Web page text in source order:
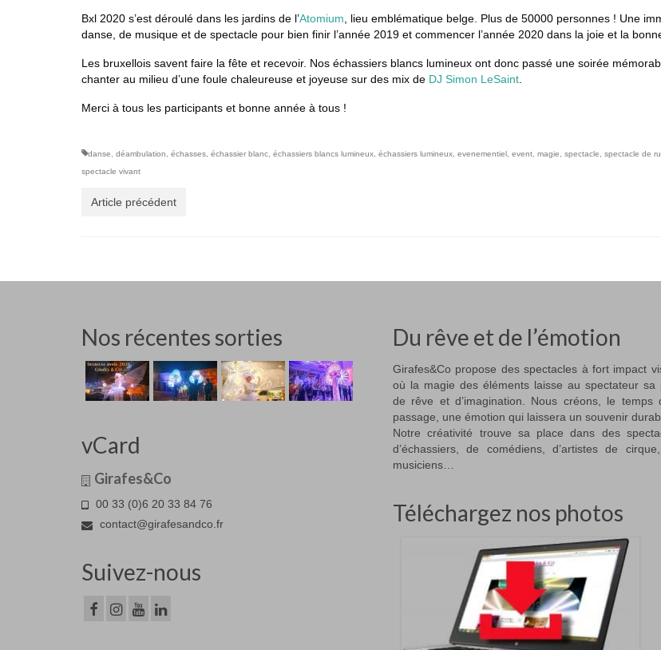
Bxl 2020 s’est déroulé dans les jardins de l’Atomium, lieu emblématique belge. Plus de 50000 personnes ! Une
danse, de musique et de spectacle pour bien finir l’année 2019 et commencer l’année 2020 dans la joie et la
Les bruxellois savent faire la fête et recevoir. Nos échassiers blancs lumineux ont donc passé une soirée
chanter au milieu d’une foule chaleureuse et joyeuse sur des mix de DJ Simon LeSaint.
Merci à tous les participants et bonne année à tous !
danse, déambulation, échasses, échassier blanc, échassiers blancs lumineux, échassiers lumineux, evenementiel , event, magie, spectacle, spectacle de
spectacle vivant
Article précédent
Nos récentes sorties
vCard
Girafes&Co
00 33 (0)6 20 33 84 76
contact@girafesandco.fr
Suivez-nous
Du rêve et de l’émotion
Girafes&Co propose des spectacles à fort impact
où la magie des éléments laisse au spectateur sa
de rêve et d’imagination. Nous créons, le temps
passage, une émotion qui laissera un souvenir
Notre créativité trouve sa place dans des
d’échassiers, de comédiens, d’artistes de
musiciens…
Téléchargez nos photos